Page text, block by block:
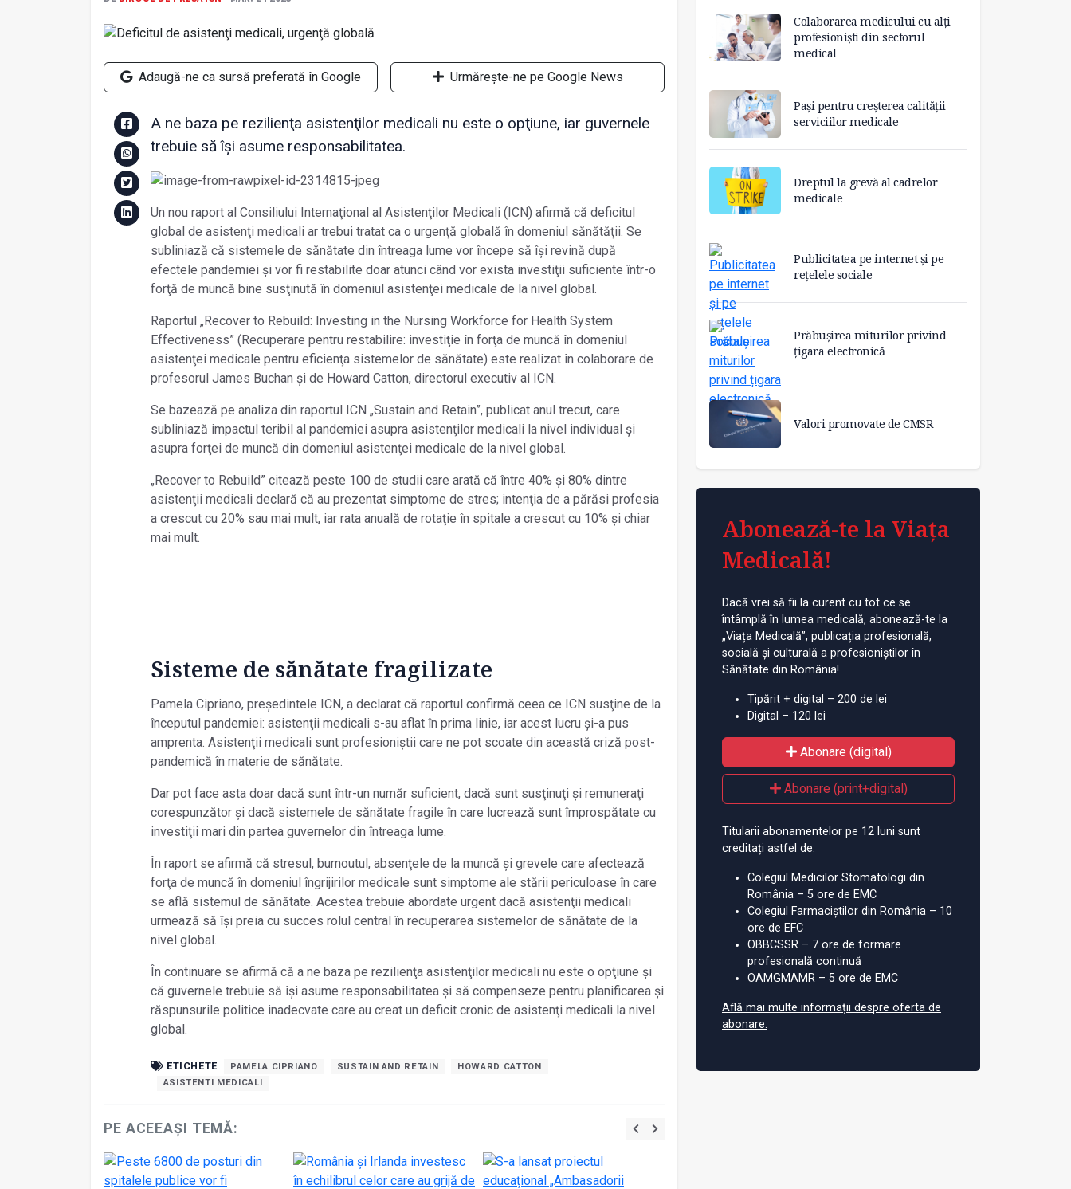
Adaugă-ne ca sursă preferată în Google Urmărește-ne pe Google News
A ne baza pe rezilienţa asistenţilor medicali nu este o opţiune, iar guvernele
trebuie să își asume responsabilitatea.
Un nou raport al Consiliului Internaţional al Asistenţilor Medicali (ICN) afirmă că deficitul
global de asistenţi medicali ar trebui tratat ca o urgenţă globală în domeniul sănătăţii. Se
subliniază că sistemele de sănătate din întreaga lume vor începe să își revină după
efectele pandemiei și vor fi restabilite doar atunci când vor exista investiţii suficiente într-o
forţă de muncă bine susţinută în domeniul asistenţei medicale de la nivel global.
Raportul „Recover to Rebuild: Investing in the Nursing Workforce for Health System
Effectiveness” (Recuperare pentru restabilire: investiţie în forţa de muncă în domeniul
asistenţei medicale pentru eficienţa sistemelor de sănătate) este realizat în colaborare de
profesorul James Buchan și de Howard Catton, directorul executiv al ICN.
Se bazează pe analiza din raportul ICN „Sustain and Retain”, publicat anul trecut, care
subliniază impactul teribil al pandemiei asupra asistenţilor medicali la nivel individual și
asupra forţei de muncă din domeniul asistenţei medicale de la nivel global.
„Recover to Rebuild” citează peste 100 de studii care arată că între 40% și 80% dintre
asistenţii medicali declară că au prezentat simptome de stres; intenţia de a părăsi profesia
a crescut cu 20% sau mai mult, iar rata anuală de rotaţie în spitale a crescut cu 10% și chiar
mai mult.
Sisteme de sănătate fragilizate
Pamela Cipriano, președintele ICN, a declarat că raportul confirmă ceea ce ICN susţine de la
începutul pandemiei: asistenţii medicali s-au aflat în prima linie, iar acest lucru și-a pus
amprenta. Asistenţii medicali sunt profesioniștii care ne pot scoate din această criză post-
pandemică în materie de sănătate.
Dar pot face asta doar dacă sunt într-un număr suficient, dacă sunt susţinuţi și remuneraţi
corespunzător și dacă sistemele de sănătate fragile în care lucrează sunt împrospătate cu
investiţii mari din partea guvernelor din întreaga lume.
În raport se afirmă că stresul, burnoutul, absenţele de la muncă și grevele care afectează
forţa de muncă în domeniul îngrijirilor medicale sunt simptome ale stării periculoase în care
se află sistemul de sănătate. Acestea trebuie abordate urgent dacă asistenţii medicali
urmează să își preia cu succes rolul central în recuperarea sistemelor de sănătate de la
nivel global.
În continuare se afirmă că a ne baza pe rezilienţa asistenţilor medicali nu este o opţiune și
că guvernele trebuie să își asume responsabilitatea și să compenseze pentru planificarea și
răspunsurile politice inadecvate care au creat un deficit cronic de asistenţi medicali la nivel
global.
ETICHETE PAMELA CIPRIANO SUSTAIN AND RETAIN
HOWARD CATTON
ASISTENTI MEDICALI
PE ACEEAȘI TEMĂ:
Colaborarea medicului cu alți
profesioniști din sectorul
medical
Pași pentru creșterea calității
serviciilor medicale
Dreptul la grevă al cadrelor
medicale
Publicitatea pe internet și pe
rețelele sociale
Prăbușirea miturilor privind
țigara electronică
Valori promovate de CMSR
Abonează-te la Viața
Medicală!
Dacă vrei să fii la curent cu tot ce se
întâmplă în lumea medicală, abonează-te la
„Viața Medicală”, publicația profesională,
socială și culturală a profesioniștilor în
Sănătate din România!
Tipărit + digital – 200 de lei
Digital – 120 lei
Abonare (digital)
Abonare (print+digital)
Titularii abonamentelor pe 12 luni sunt
creditați astfel de:
Colegiul Medicilor Stomatologi din
România – 5 ore de EMC
Colegiul Farmaciștilor din România – 10
ore de EFC
OBBCSSR – 7 ore de formare
profesională continuă
OAMGMAMR – 5 ore de EMC
Află mai multe informații despre oferta de
abonare.